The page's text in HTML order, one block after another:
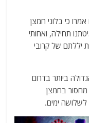
כי בלוני חמצן
תחילה, ואחותי
לשמוע את יללתם של קרובי
ביותר בדרום
מחסור בחמצן
ימים.